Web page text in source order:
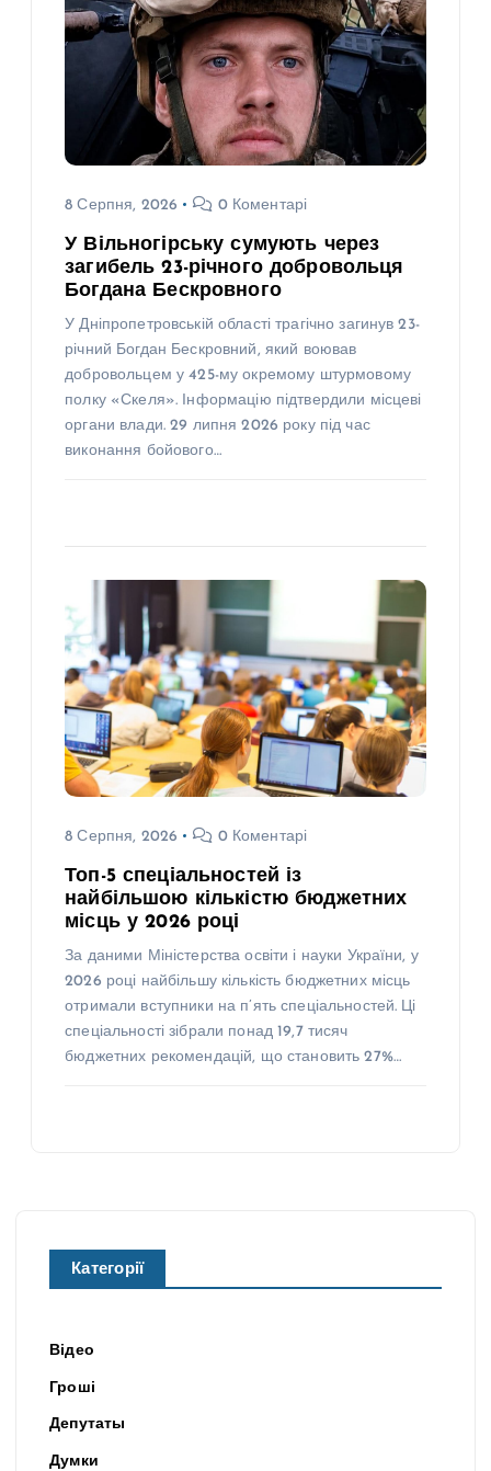
8 Серпня, 2026 0 Коментарі
У Вільногірську сумують через
загибель 23-річного добровольця
Богдана Бескровного
У Дніпропетровській області трагічно загинув 23-
річний Богдан Бескровний, який воював
добровольцем у 425-му окремому штурмовому
полку «Скеля». Інформацію підтвердили місцеві
органи влади. 29 липня 2026 року під час
виконання бойового…
8 Серпня, 2026 0 Коментарі
Топ-5 спеціальностей із
найбільшою кількістю бюджетних
місць у 2026 році
За даними Міністерства освіти і науки України, у
2026 році найбільшу кількість бюджетних місць
отримали вступники на п’ять спеціальностей. Ці
спеціальності зібрали понад 19,7 тисяч
бюджетних рекомендацій, що становить 27%…
Категорії
Відео
Гроші
Депутаты
Думки